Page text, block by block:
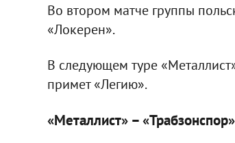
Во втором матче группы
«Локерен».
В следующем туре
примет «Легию».
«Металлист» –